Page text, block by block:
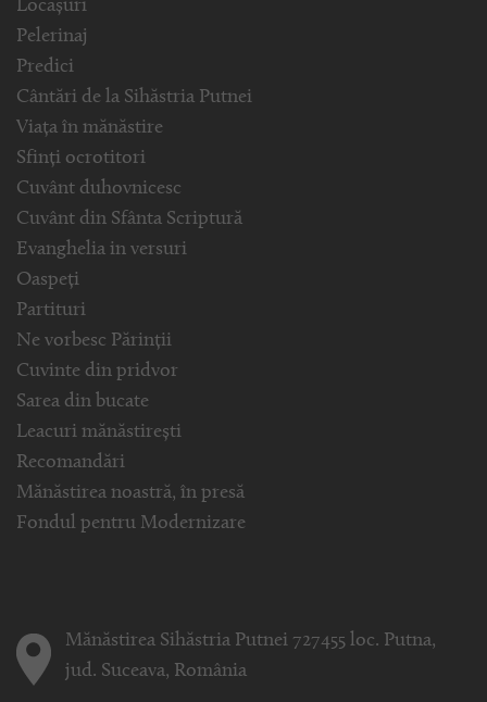
Locașuri
Pelerinaj
Predici
Cântări de la Sihăstria Putnei
Viața în mănăstire
Sfinți ocrotitori
Cuvânt duhovnicesc
Cuvânt din Sfânta Scriptură
Evanghelia in versuri
Oaspeți
Partituri
Ne vorbesc Părinții
Cuvinte din pridvor
Sarea din bucate
Leacuri mănăstirești
Recomandări
Mănăstirea noastră, în presă
Fondul pentru Modernizare
Mănăstirea Sihăstria Putnei 727455 loc. Putna,
jud. Suceava, România